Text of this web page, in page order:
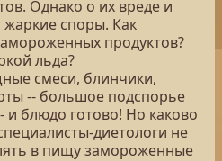
Однако о их вреде и
жаркие споры. Как
продуктов?
льда?
смеси, блинчики,
-- большое подспорье
и блюдо готово! Но каково
диетологи не
в пищу замороженные